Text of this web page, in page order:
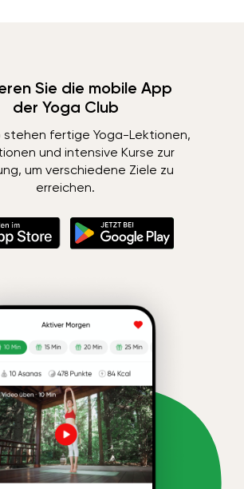
Sie die mobile App
der Yoga Club
stehen fertige Yoga-Lektionen,
und intensive Kurse zur
um verschiedene Ziele zu
erreichen.